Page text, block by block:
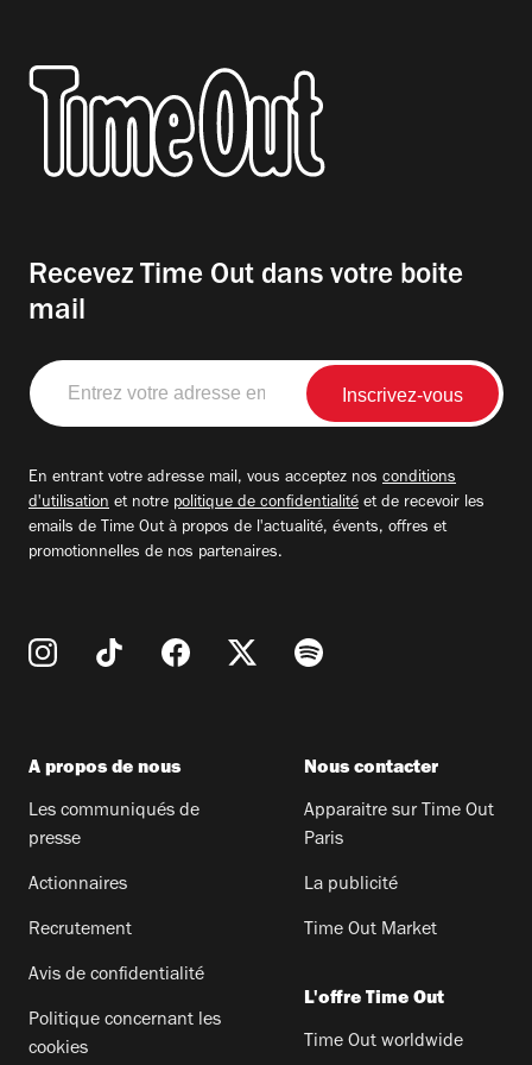
Recevez Time Out dans votre boite
mail
Entrez
votre
adresse
En entrant votre adresse mail, vous acceptez nos conditions
d'utilisation et notre politique de confidentialité et de recevoir les
emails de Time Out à propos de l'actualité, évents, offres et
promotionnelles de nos partenaires.
A propos de nous
Les communiqués de
presse
Actionnaires
Recrutement
Avis de confidentialité
Politique concernant les
cookies
Nous contacter
Apparaitre sur Time Out
Paris
La publicité
Time Out Market
L'offre Time Out
Time Out worldwide